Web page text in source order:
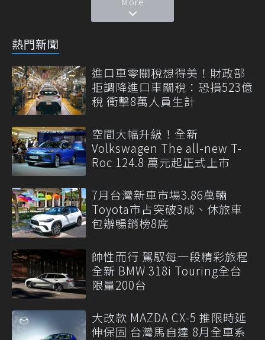
熱門新聞
進口車零關稅想得美！財政部
拒調降進口車關稅：恐損523億
稅 衝擊8萬人員生計
空間大幅升級！全新
Volkswagen The all-new T-
Roc 124.8 萬元起正式上市
7月台灣新車市場3.86萬輛
Toyota市占突破3成、休旅車
包辦暢銷榜8席
帥性而行 駕馭每一段精彩旅程
全新 BMW 318i Touring全台
限量200台
大改款 MAZDA CX-5 推限時延
伸保固 台灣馬自達 8月全車系